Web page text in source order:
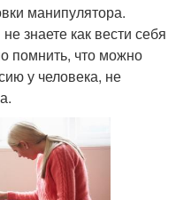
манипулятора.
знаете как вести себя
помнить, что можно
у человека, не